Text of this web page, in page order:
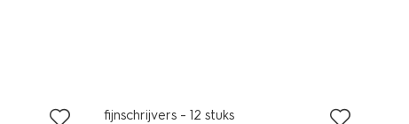
fijnschrijvers - 12 stuks